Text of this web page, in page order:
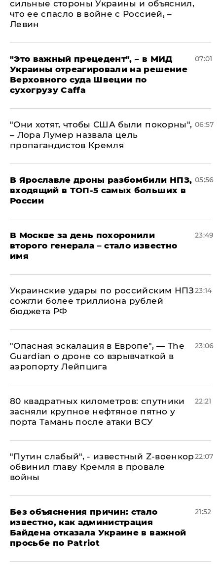
сильные стороны Украины и объяснил,
что ее спасло в войне с Россией, –
Левин
"Это важный прецедент", – в МИД
Украины отреагировали на решение
Верховного суда Швеции по
сухогрузу Caffa
07:01
"Они хотят, чтобы США были покорны",
– Лора Лумер назвала цель
пропагандистов Кремля
06:57
В Ярославле дроны разбомбили НПЗ,
входящий в ТОП-5 самых больших в
России
05:56
В Москве за день похоронили
второго генерала – стало известно
имя
23:49
Украинские удары по российским НПЗ
сожгли более триллиона рублей
бюджета РФ
23:14
"Опасная эскалация в Европе", — The
Guardian о дроне со взрывчаткой в
аэропорту Лейпцига
23:06
80 квадратных километров: спутники
засняли крупное нефтяное пятно у
порта Тамань после атаки ВСУ
22:21
​"Путин слабый", - известный Z-военкор
обвинил главу Кремля в провале
войны
22:07
Без объяснения причин: стало
известно, как администрация
Байдена отказала Украине в важной
просьбе по Patriot
21:52